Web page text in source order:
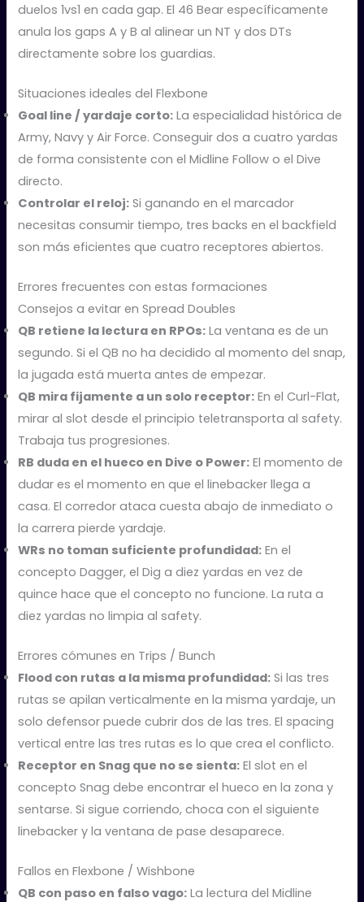
duelos 1vs1 en cada gap. El 46 Bear específicamente
anula los gaps A y B al alinear un NT y dos DTs
directamente sobre los guardias.
Situaciones ideales del Flexbone
Goal line / yardaje corto: La especialidad histórica de
Army, Navy y Air Force. Conseguir dos a cuatro yardas
de forma consistente con el Midline Follow o el Dive
directo.
Controlar el reloj: Si ganando en el marcador
necesitas consumir tiempo, tres backs en el backfield
son más eficientes que cuatro receptores abiertos.
Errores frecuentes con estas formaciones
Consejos a evitar en Spread Doubles
QB retiene la lectura en RPOs: La ventana es de un
segundo. Si el QB no ha decidido al momento del snap,
la jugada está muerta antes de empezar.
QB mira fijamente a un solo receptor: En el Curl-Flat,
mirar al slot desde el principio teletransporta al safety.
Trabaja tus progresiones.
RB duda en el hueco en Dive o Power: El momento de
dudar es el momento en que el linebacker llega a
casa. El corredor ataca cuesta abajo de inmediato o
la carrera pierde yardaje.
WRs no toman suficiente profundidad: En el
concepto Dagger, el Dig a diez yardas en vez de
quince hace que el concepto no funcione. La ruta a
diez yardas no limpia al safety.
Errores cómunes en Trips / Bunch
Flood con rutas a la misma profundidad: Si las tres
rutas se apilan verticalmente en la misma yardaje, un
solo defensor puede cubrir dos de las tres. El spacing
vertical entre las tres rutas es lo que crea el conflicto.
Receptor en Snag que no se sienta: El slot en el
concepto Snag debe encontrar el hueco en la zona y
sentarse. Si sigue corriendo, choca con el siguiente
linebacker y la ventana de pase desaparece.
Fallos en Flexbone / Wishbone
QB con paso en falso vago: La lectura del Midline